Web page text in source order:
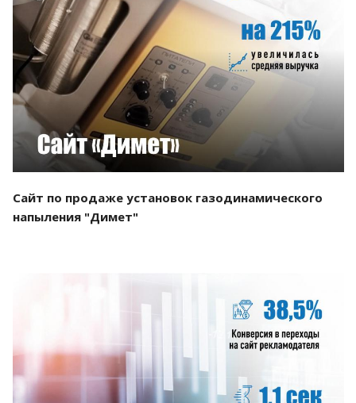
Смотреть проект
Сайт по продаже установок газодинамического
напыления "Димет"